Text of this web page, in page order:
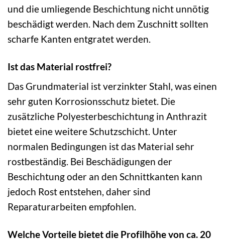
und die umliegende Beschichtung nicht unnötig
beschädigt werden. Nach dem Zuschnitt sollten
scharfe Kanten entgratet werden.
Ist das Material rostfrei?
Das Grundmaterial ist verzinkter Stahl, was einen
sehr guten Korrosionsschutz bietet. Die
zusätzliche Polyesterbeschichtung in Anthrazit
bietet eine weitere Schutzschicht. Unter
normalen Bedingungen ist das Material sehr
rostbeständig. Bei Beschädigungen der
Beschichtung oder an den Schnittkanten kann
jedoch Rost entstehen, daher sind
Reparaturarbeiten empfohlen.
Welche Vorteile bietet die Profilhöhe von ca. 20